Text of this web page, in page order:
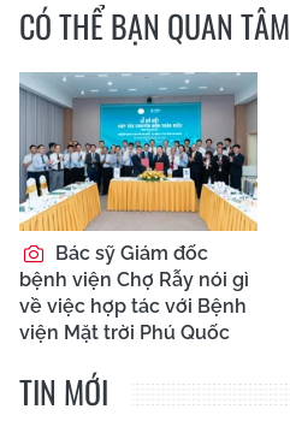
CÓ THỂ BẠN QUAN TÂM
Bác sỹ Giám đốc
bệnh viện Chợ Rẫy nói gì
về việc hợp tác với Bệnh
viện Mặt trời Phú Quốc
TIN MỚI